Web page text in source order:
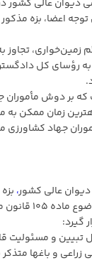
اعضا، بزه
رؤسای کل
بر دوش مأموران
زمان ممکن به
جهاد کشاورزی
،
گیرد:
و مسئولیت
زراعی و باغها